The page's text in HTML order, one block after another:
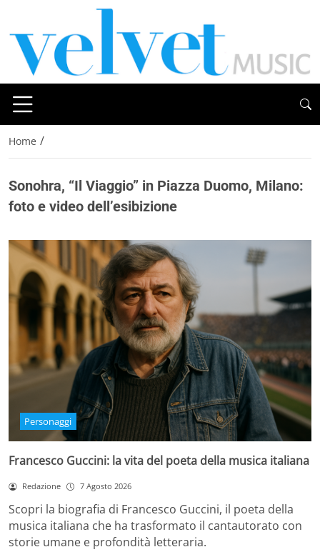
Home /
Sonohra, “Il Viaggio” in Piazza Duomo, Milano:
foto e video dell’esibizione
Personaggi
Francesco Guccini: la vita del poeta della musica italiana
Redazione 7 Agosto 2026
Scopri la biografia di Francesco Guccini, il poeta della
musica italiana che ha trasformato il cantautorato con
storie umane e profondità letteraria.